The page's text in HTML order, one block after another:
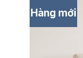
Hàng mới